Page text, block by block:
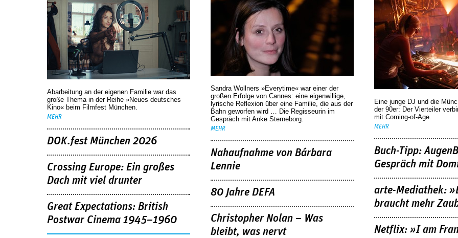
Abarbeitung an der eigenen Familie war das
große Thema in der Reihe »Neues deutsches
Kino« beim Filmfest München.
MEHR
DOK.fest München 2026
Crossing Europe: Ein großes
Dach mit viel drunter
Great Expectations: British
Postwar Cinema 1945–1960
Sandra Wollners »Everytime« war einer der
großen Erfolge von Cannes: eine eigenwillige,
lyrische Reflexion über eine ­Familie, die aus der
Bahn geworfen wird … Die Regisseurin im
Gespräch mit Anke Sterneborg.
MEHR
Nahaufnahme von Bárbara
Lennie
80 Jahre DEFA
Christopher Nolan – Was
bleibt, was nervt
Eine junge DJ und die
der 90er: Der Vierteiler
mit Coming-of-Age.
MEHR
Buch-Tipp:
Gespräch mit
arte-Mediathek:
braucht mehr
Netflix: »I am